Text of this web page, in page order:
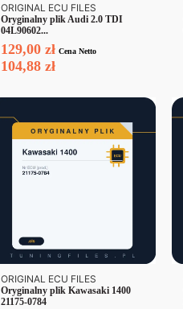
ORIGINAL ECU FILES
Oryginalny plik Audi 2.0 TDI
04L90602...
129,00 zł Cena Netto
104,88 zł
ORIGINAL ECU FILES
Oryginalny plik Kawasaki 1400
21175-0784